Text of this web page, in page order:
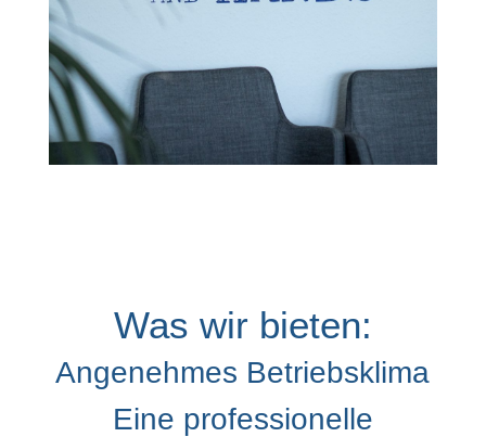
Was wir bieten:
Angenehmes Betriebsklima
Eine professionelle